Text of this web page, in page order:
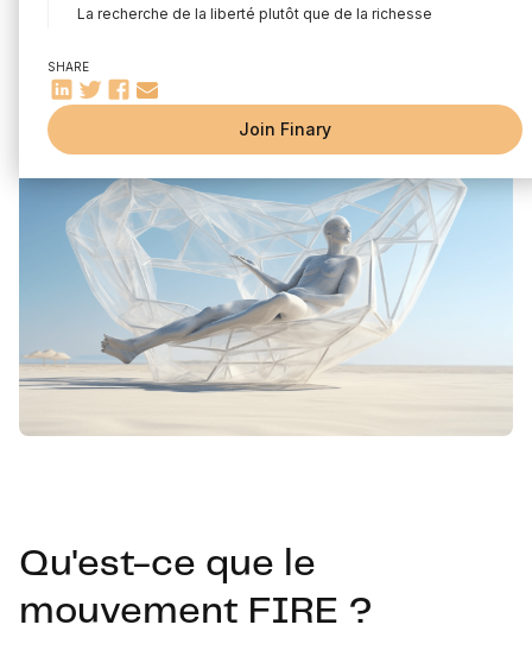
La recherche de la liberté plutôt que de la richesse
Comment atteindre l'indépendance financière ? La règle des
4%
Les étapes vers l'indépendance financière
Prendre en compte l'impact de l'inflation
Épargner et investir
Planifier pour la retraite
Les stratégies d'investissement pour atteindre
l'indépendance financière
L'investissement dans l'immobilier
L'investissement en bourse
Création d'entreprises
The challenges and criticisms of the FIRE movement
Frugalism over FIRE?
SHARE
Join Finary
Qu'est-ce que le
mouvement FIRE ?